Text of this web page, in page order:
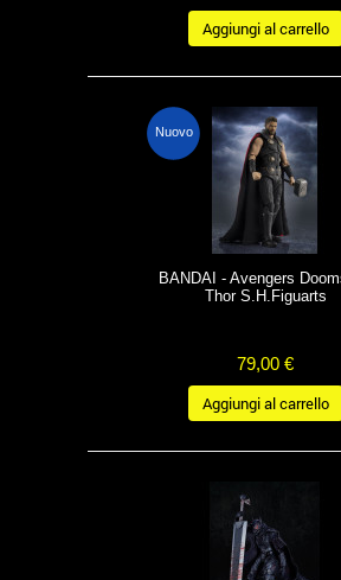
Aggiungi al carrello
Nuovo
BANDAI - Avengers
Thor S.H.Figuarts
79,00 €
Aggiungi al carrello